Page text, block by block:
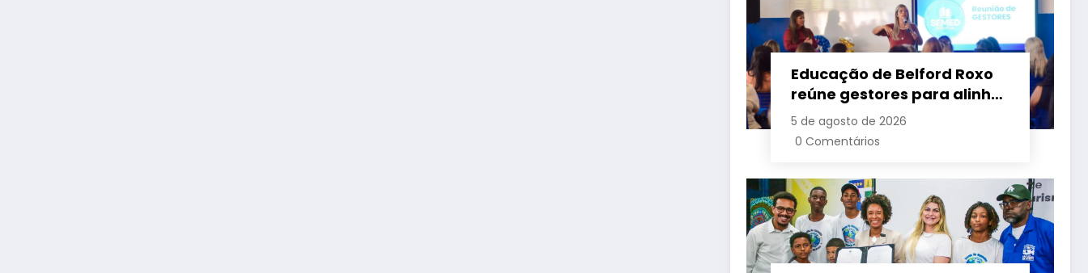
Educação de Belford Roxo
reúne gestores para alinhar
ações e fortalecer
planejamento do segundo
5 de agosto de 2026
0 Comentários